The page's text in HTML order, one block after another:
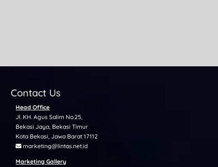
Contact Us
Head Office
Jl. KH. Agus Salim No.25,
Bekasi Jaya, Bekasi Timur
Kota Bekasi, Jawa Barat 17112
marketing@lintas.net.id
Marketing Gallery